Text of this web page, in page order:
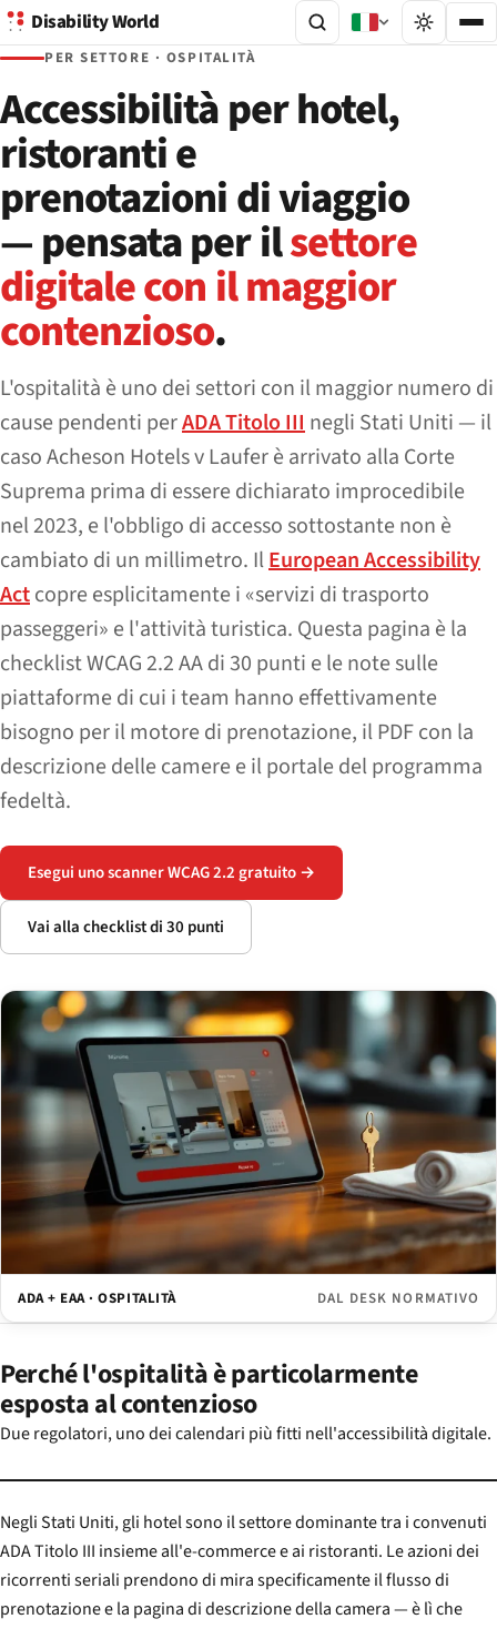
Disability World
PER SETTORE · OSPITALITÀ
Accessibilità per hotel,
ristoranti e
prenotazioni di viaggio
— pensata per ilsettore
digitale con il maggior
contenzioso.
L'ospitalità è uno dei settori con il maggior numero di
cause pendenti perADA Titolo IIInegli Stati Uniti — il
casoAcheson Hotels v Lauferè arrivato alla Corte
Suprema prima di essere dichiarato improcedibile
nel 2023, e l'obbligo di accesso sottostante non è
cambiato di un millimetro. IlEuropean Accessibility
Actcopre esplicitamente i «servizi di trasporto
passeggeri» e l'attività turistica. Questa pagina è la
checklist WCAG 2.2 AA di 30 punti e le note sulle
piattaforme di cui i team hanno effettivamente
bisogno per il motore di prenotazione, il PDF con la
descrizione delle camere e il portale del programma
fedeltà.
Esegui uno scanner WCAG 2.2 gratuito →
Vai alla checklist di 30 punti
ADA + EAA · OSPITALITÀ DAL DESK NORMATIVO
Perché l'ospitalità è particolarmente
esposta al contenzioso
Due regolatori, uno dei calendari più fitti nell'accessibilità digitale.
Negli Stati Uniti, gli hotel sono il settore dominante tra i convenuti
ADA Titolo III insieme all'e-commerce e ai ristoranti. Le azioni dei
ricorrenti seriali prendono di mira specificamente il flusso di
prenotazione e la pagina di descrizione della camera — è lì che